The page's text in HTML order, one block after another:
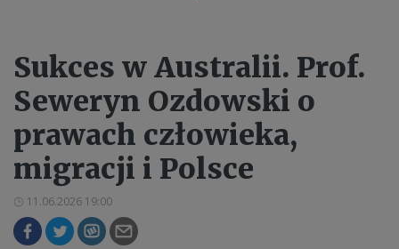
Sukces w Australii. Prof.
Seweryn Ozdowski o
prawach człowieka,
migracji i Polsce
11.06.2026 19:00